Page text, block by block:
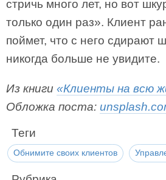
стричь много лет, но вот
только один раз». Клиент
поймет, что с него сдирают
никогда больше не увидите.
Из книги «Клиенты на всю
Обложка поста:
Теги
Обнимите своих клиентов